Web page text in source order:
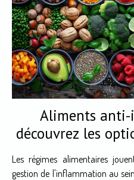
Aliments
découvrez les
une
Les régimes alimentaires
gestion de l'inflammation au